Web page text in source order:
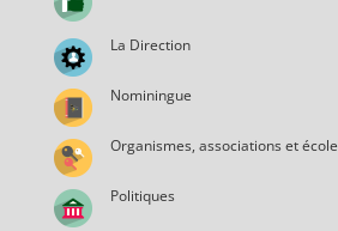
La Direction
Nominingue
Organismes, associations et école
Politiques